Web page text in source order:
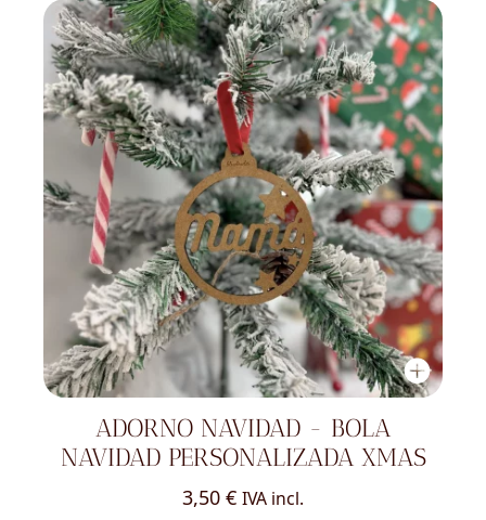
ADORNO NAVIDAD - BOLA
NAVIDAD PERSONALIZADA XMAS
3,50 € IVA incl.